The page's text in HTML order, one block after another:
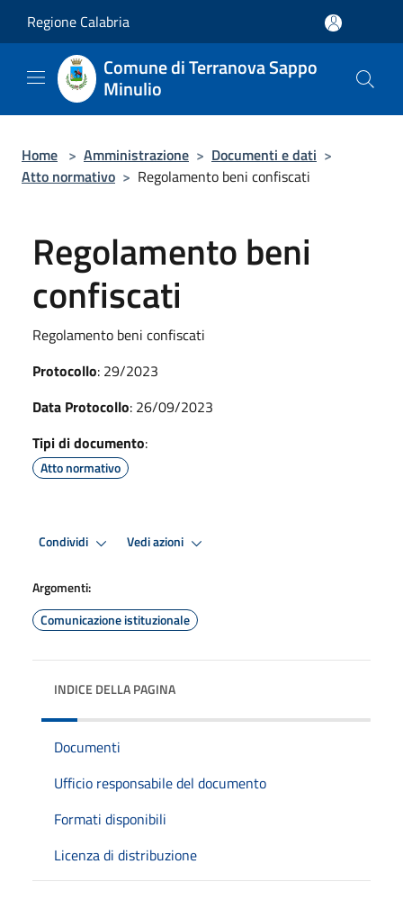
Regione Calabria
Comune di Terranova Sappo
Minulio
Home > Amministrazione > Documenti e dati >
Atto normativo > Regolamento beni confiscati
Regolamento beni
confiscati
Regolamento beni confiscati
Protocollo: 29/2023
Data Protocollo: 26/09/2023
Tipi di documento:
Atto normativo
Condividi Vedi azioni
Argomenti:
Comunicazione istituzionale
INDICE DELLA PAGINA
Documenti
Ufficio responsabile del documento
Formati disponibili
Licenza di distribuzione